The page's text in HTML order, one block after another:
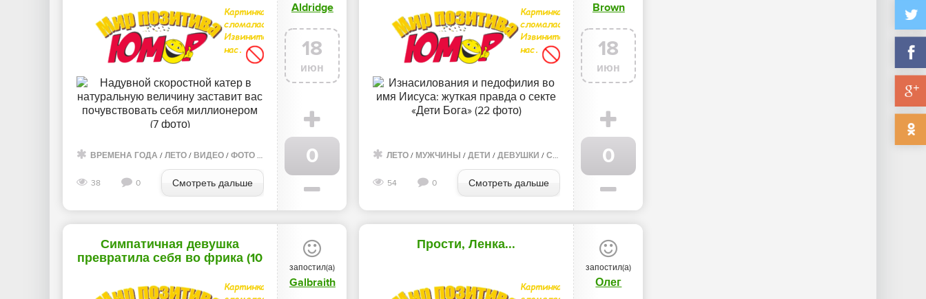
себя миллионером (7 фото)
ВРЕМЕНА ГОДА / ЛЕТО/ ВИДЕО/ ФОТО ГАЛЕРЕЯ
38 0 Смотреть дальше
Aldridge
18
июн
0 ЛЕТО/ МУЖЧИНЫ / ДЕТИ / ДЕВУШКИ / СОБАКИ ВИДЕО
54 0 Смотреть дальше
Brown
18
июн
0
Симпатичная девушка
превратила себя во фрика (10
запостил(а)
Galbraith
Прости, Ленка...
запостил(а)
Олег